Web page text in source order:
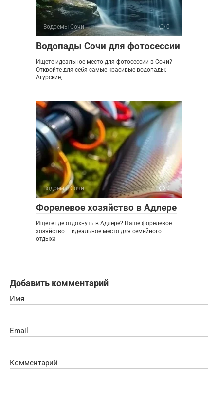
Водоемы Сочи 0
Водопады Сочи для фотосессии
Ищете идеальное место для фотосессии в Сочи?
Откройте для себя самые красивые водопады:
Агурские,
Водоемы Сочи 0
Форелевое хозяйство в Адлере
Ищете где отдохнуть в Адлере? Наше форелевое
хозяйство – идеальное место для семейного
отдыха
Добавить комментарий
Имя
Email
Комментарий